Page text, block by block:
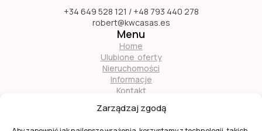
Zarządzaj zgodą
+34 649 528 121 / +48 793 440 278
robert@kwcasas.es
Menu
Home
Ulubione oferty
Nieruchomości
Informacje
Kontakt
Zostań naszym partnerem